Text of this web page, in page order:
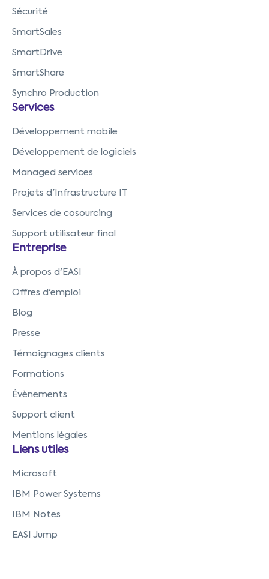
Sécurité
SmartSales
SmartDrive
SmartShare
Synchro Production
Services
Développement mobile
Développement de logiciels
Managed services
Projets d'Infrastructure IT
Services de cosourcing
Support utilisateur final
Entreprise
À propos d'EASI
Offres d'emploi
Blog
Presse
Témoignages clients
Formations
Évènements
Support client
Mentions légales
Liens utiles
Microsoft
IBM Power Systems
IBM Notes
EASI Jump